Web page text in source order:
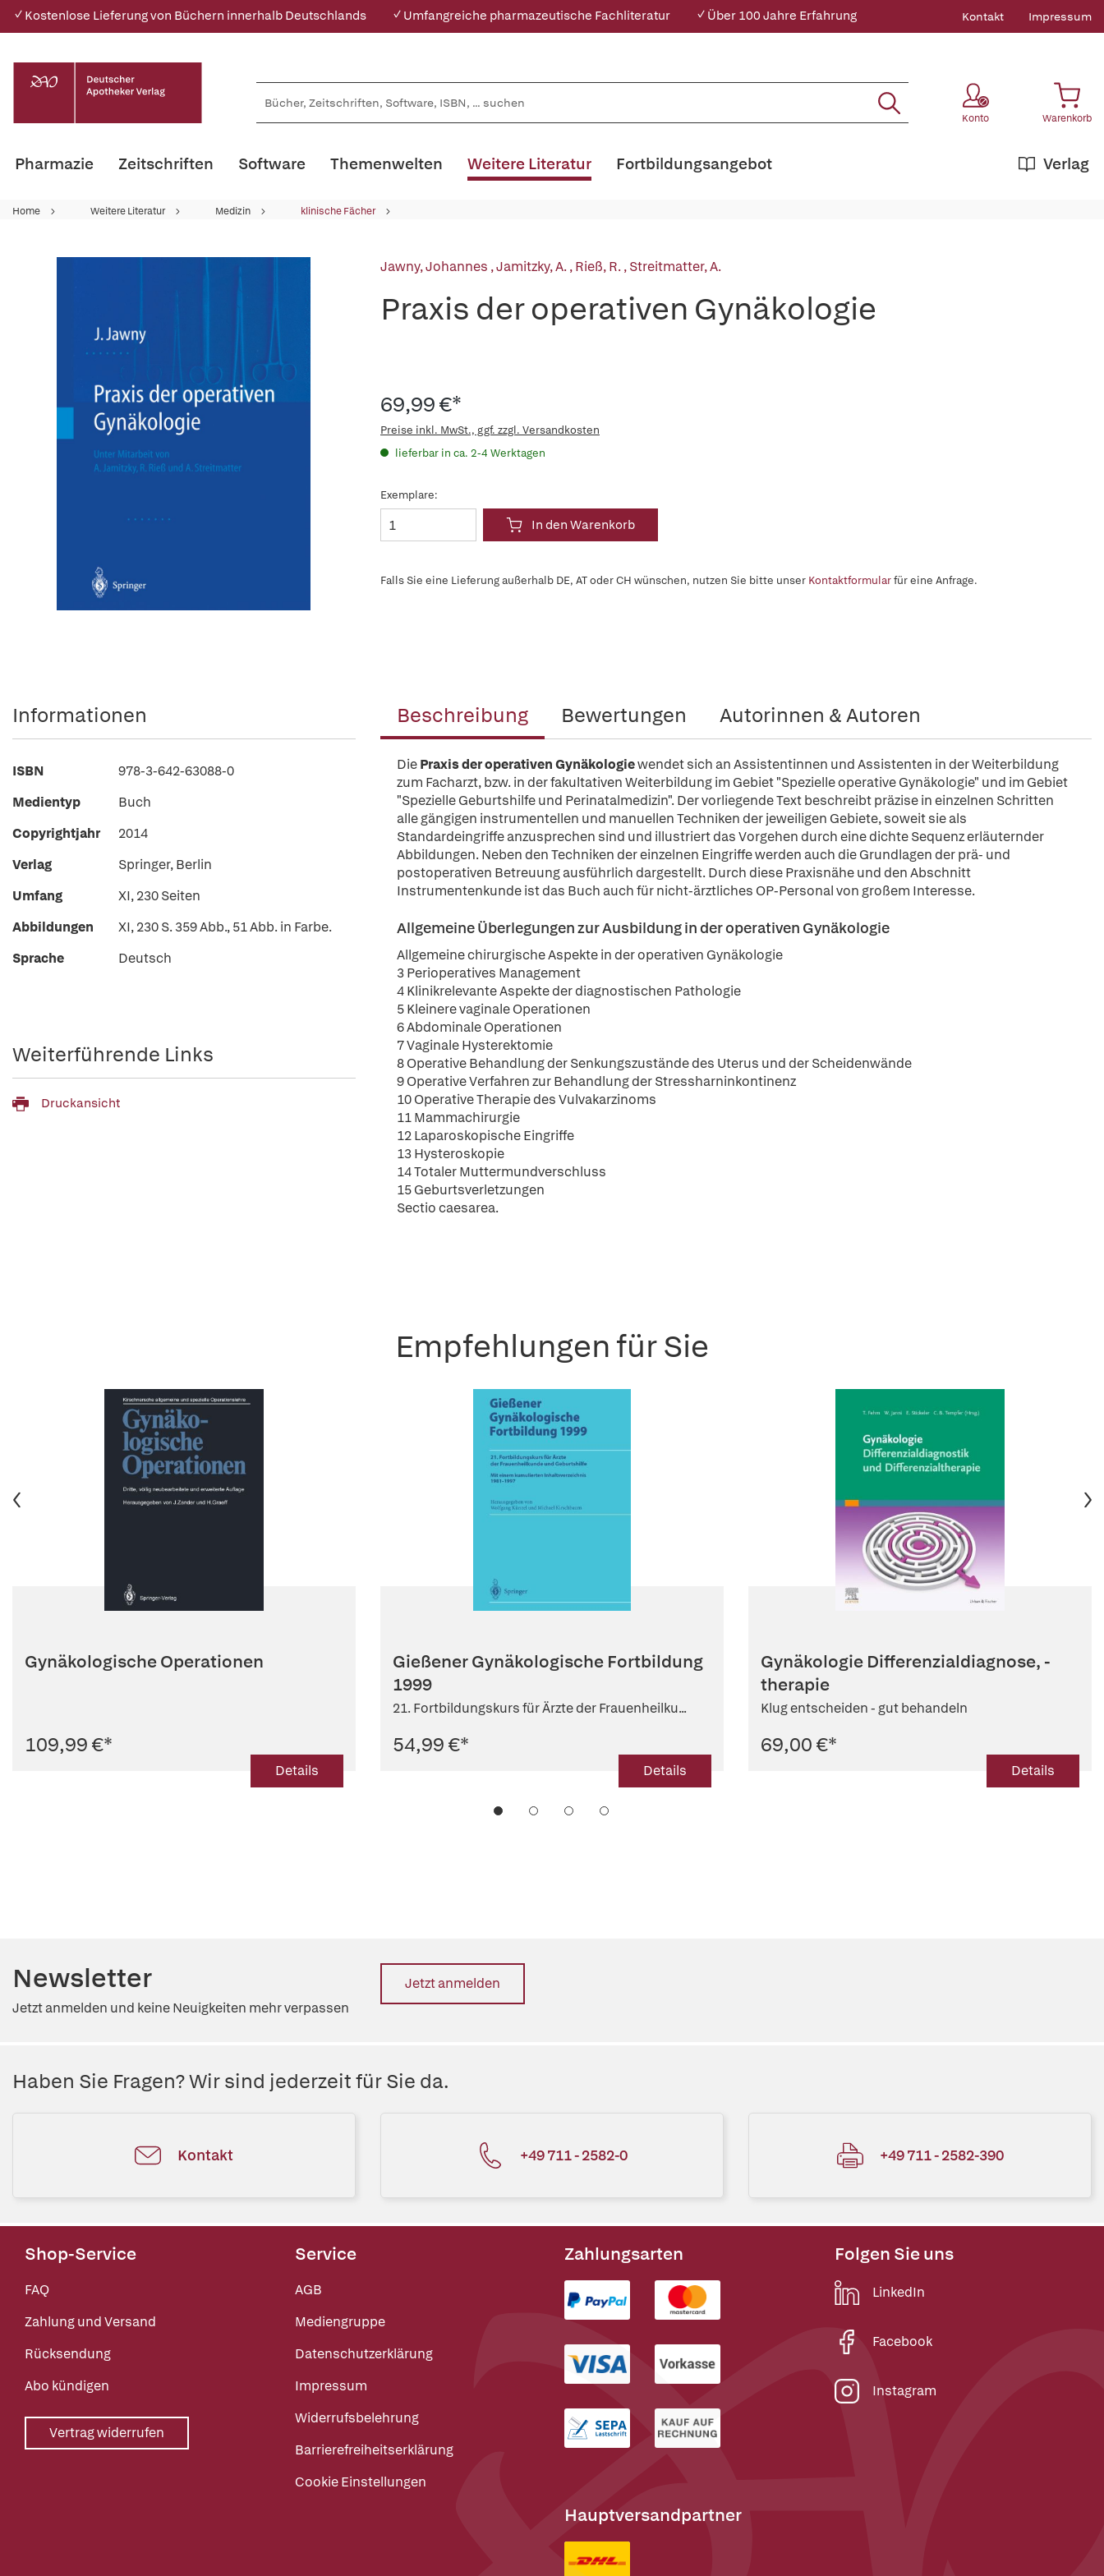
✓ Kostenlose Lieferung von Büchern innerhalb Deutschlands ✓ Umfangreiche pharmazeutische Fachliteratur ✓ Über 100 Jahre Erfahrung Kontakt Impressum
Konto Warenkorb
Pharmazie Zeitschriften Software Themenwelten Weitere Literatur Verlag
Fortbildungsangebot
Home Weitere Literatur Medizin klinische Fächer
Jawny, Johannes ,Jamitzky, A.,Rieß, R.,Streitmatter, A.
Praxis der operativen Gynäkologie
69,99 €*
Preise inkl. MwSt., ggf. zzgl. Versandkosten
lieferbar in ca. 2-4 Werktagen
Exemplare:
In den Warenkorb
Falls Sie eine Lieferung außerhalb DE, AT oder CH wünschen, nutzen Sie bitte unser Kontaktformularfür eine Anfrage.
Beschreibung Bewertungen Autorinnen & Autoren
DiePraxis der operativen Gynäkologiewendet sich an Assistentinnen und Assistenten in der Weiterbildung
zum Facharzt, bzw. in der fakultativen Weiterbildung im Gebiet "Spezielle operative Gynäkologie" und im Gebiet
"Spezielle Geburtshilfe und Perinatalmedizin". Der vorliegende Text beschreibt präzise in einzelnen Schritten
alle gängigen instrumentellen und manuellen Techniken der jeweiligen Gebiete, soweit sie als
Standardeingriffe anzusprechen sind und illustriert das Vorgehen durch eine dichte Sequenz erläuternder
Abbildungen. Neben den Techniken der einzelnen Eingriffe werden auch die Grundlagen der prä- und
postoperativen Betreuung ausführlich dargestellt. Durch diese Praxisnähe und den Abschnitt
Instrumentenkunde ist das Buch auch für nicht-ärztliches OP-Personal von großem Interesse.
Allgemeine Überlegungen zur Ausbildung in der operativen Gynäkologie
Allgemeine chirurgische Aspekte in der operativen Gynäkologie
3 Perioperatives Management
4 Klinikrelevante Aspekte der diagnostischen Pathologie
5 Kleinere vaginale Operationen
6 Abdominale Operationen
7 Vaginale Hysterektomie
8 Operative Behandlung der Senkungszustände des Uterus und der Scheidenwände
9 Operative Verfahren zur Behandlung der Stressharninkontinenz
10 Operative Therapie des Vulvakarzinoms
11 Mammachirurgie
12 Laparoskopische Eingriffe
13 Hysteroskopie
14 Totaler Muttermundverschluss
15 Geburtsverletzungen
Sectio caesarea.
Informationen
ISBN
978-3-642-63088-0
Medientyp
Buch
Copyrightjahr
2014
Verlag
Springer, Berlin
Umfang
XI, 230 Seiten
Abbildungen
XI, 230 S. 359 Abb., 51 Abb. in Farbe.
Sprache
Deutsch
Weiterführende Links
Druckansicht
Empfehlungen für Sie
Gynäkologische Operationen
109,99 €*
Details
Gießener Gynäkologische Fortbildung
1999
21. Fortbildungskurs für Ärzte der Frauenheilku...
54,99 €*
Details
Gynäkologie Differenzialdiagnose, -
therapie
Klug entscheiden - gut behandeln
69,00 €*
Details
Newsletter
Jetzt anmelden und keine Neuigkeiten mehr verpassen
Jetzt anmelden
Haben Sie Fragen? Wir sind jederzeit für Sie da.
Kontakt +49 711 - 2582-0 +49 711 - 2582-390
Shop-Service
FAQ
Zahlung und Versand
Rücksendung
Abo kündigen
Vertrag widerrufen
Service
AGB
Mediengruppe
Datenschutzerklärung
Impressum
Widerrufsbelehrung
Barrierefreiheitserklärung
Cookie Einstellungen
Zahlungsarten
Hauptversandpartner
Folgen Sie uns
LinkedIn
Facebook
Instagram